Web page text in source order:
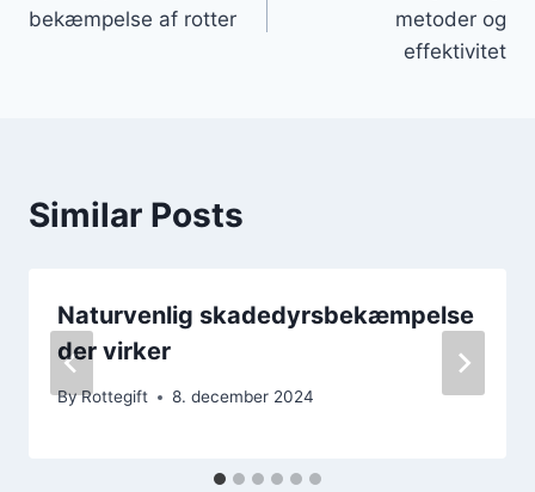
bekæmpelse af rotter
metoder og
effektivitet
Similar Posts
Naturvenlig skadedyrsbekæmpelse
der virker
ByRottegift 8. december 2024